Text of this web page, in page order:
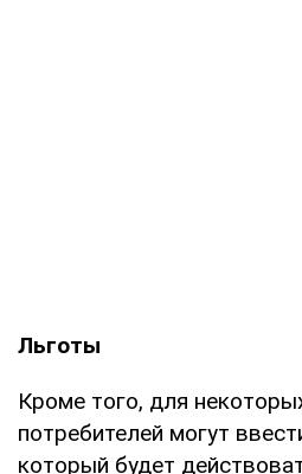
Льготы
Кроме того, для
потребителей могут
который будет